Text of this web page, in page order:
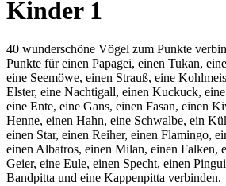
Kinder 1
40 wunderschöne Vögel zum Punkte
Punkte für einen Papagei, einen Tukan,
eine Seemöwe, einen Strauß, eine
Elster, eine Nachtigall, einen Kuckuck,
eine Ente, eine Gans, einen Fasan, einen
Henne, einen Hahn, eine Schwalbe, ein
einen Star, einen Reiher, einen Flamingo,
einen Albatros, einen Milan, einen Falken,
Geier, eine Eule, einen Specht, einen
Bandpitta und eine Kappenpitta verbinden.